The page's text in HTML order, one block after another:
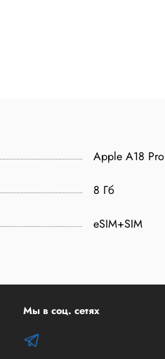
Apple A18 Pro
8 Гб
eSIM+SIM
Мы в соц. сетях